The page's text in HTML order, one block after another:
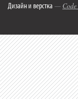
Дизайн и верстка —